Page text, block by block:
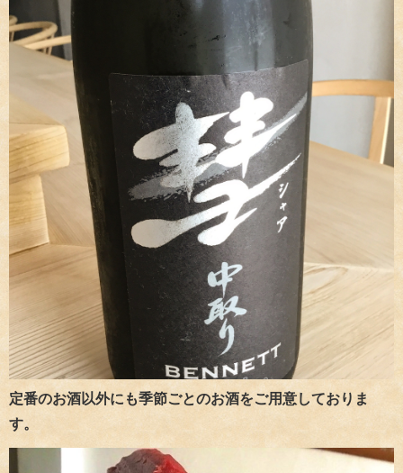
定番のお酒以外にも季節ごとのお酒をご用意しておりま
す。